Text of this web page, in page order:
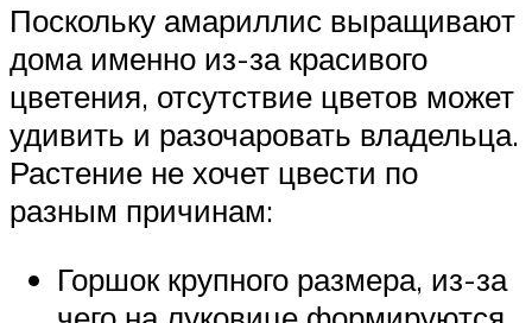
Поскольку амариллис выращивают
дома именно из-за красивого
цветения, отсутствие цветов может
удивить и разочаровать владельца.
Растение не хочет цвести по
разным причинам:
Горшок крупного размера, из-за